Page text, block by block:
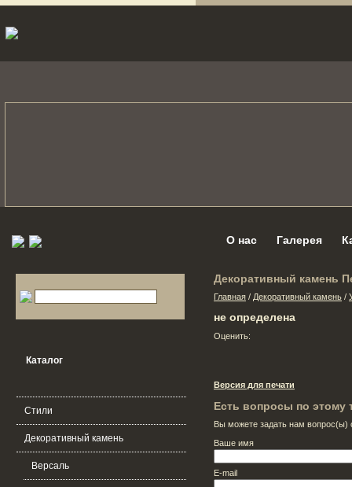
О нас Галерея
Каталог
Стили
Декоративный камень
Версаль
Декоративный камень
Главная / Декоративный камень /
не определена
Оценить:
Версия для печати
Есть вопросы по этому
Вы можете задать нам
Ваше имя
E-mail